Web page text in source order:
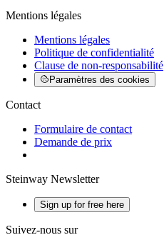
Mentions légales
Mentions légales
Politique de confidentialité
Clause de non-responsabilité
Paramètres des cookies
Contact
Formulaire de contact
Demande de prix
Steinway Newsletter
Sign up for free here
Suivez-nous sur